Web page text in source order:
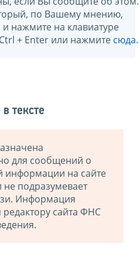
по Вашему мнению,
нажмите на клавиатуре
+ Enter или нажмите сюда.
тексте
для сообщений о
информации на сайте
подразумевает
Информация
редактору сайта ФНС